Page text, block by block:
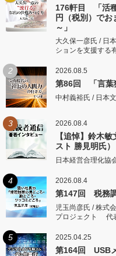
176軒目 「活
円（税別）で
～」
大久保一彦氏 / 日
ションを支援する
2 2026.08.5
第86回 「言葉
中村義裕氏 / 日本
3 2026.08.4
【追悼】鈴木
スト 勝見明氏）
日本経営合理化協
4 2026.08.4
第147回 税務
児玉尚彦氏 / 株式
プロジェクト 代
5 2025.04.25
第164回 USB